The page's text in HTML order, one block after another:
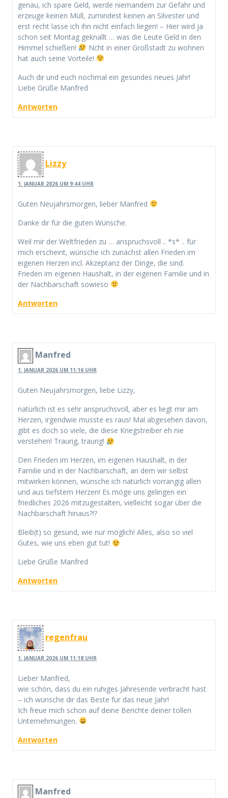
genau, ich spare Geld, werde niemandem zur Gefahr und
erzeuge keinen Müll, zumindest keinen an Silvester und
erst recht lasse ich ihn nicht einfach liegen! – Hier wird ja
schon seit Montag geknallt … was die Leute Geld in den
Himmel schießen!
Ncht in einer Großstadt zu wohnen
hat auch seine Vorteile!
Auch dir und euch nochmal ein gesundes neues Jahr!
Liebe Grüße Manfred
Antworten
Lizzy
1. JANUAR 2026 UM 9:44 UHR
Guten Neujahrsmorgen, lieber Manfred
Danke dir für die guten Wünsche.
Weil mir der Weltfrieden zu … anspruchsvoll .. *s* .. für
mich erscheint, wünsche ich zunächst allen Frieden im
eigenen Herzen incl. Akzeptanz der Dinge, die sind.
Frieden im eigenen Haushalt, in der eigenen Familie und in
der Nachbarschaft sowieso
Antworten
Manfred
1. JANUAR 2026 UM 11:16 UHR
Guten Neujahrsmorgen, liebe Lizzy,
natürlich ist es sehr anspruchsvoll, aber es liegt mir am
Herzen, irgendwie musste es raus! Mal abgesehen davon,
gibt es doch so viele, die diese Kriegstreiber eh nie
verstehen! Traurig, traurig!
Den Frieden im Herzen, im eigenen Haushalt, in der
Familie und in der Nachbarschaft, an dem wir selbst
mitwirken können, wünsche ich natürlich vorrangig allen
und aus tiefstem Herzen! Es möge uns gelingen ein
friedliches 2026 mitzugestalten, vielleicht sogar über die
Nachbarschaft hinaus?!?
Bleib(t) so gesund, wie nur möglich! Alles, also so viel
Gutes, wie uns eben gut tut!
Liebe Grüße Manfred
Antworten
regenfrau
1. JANUAR 2026 UM 11:18 UHR
Lieber Manfred,
wie schön, dass du ein ruhiges Jahresende verbracht hast
– ich wünsche dir das Beste für das neue Jahr!
Ich freue mich schon auf deine Berichte deiner tollen
Unternehmungen.
Antworten
Manfred